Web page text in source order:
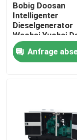
Haus
Produkte
Fabrik-Ausflug
Bobig Doosan
Intelligenter
Dieselgenerator
Wechai Yuchai
Sdec Super Silent
Offener 260kw
500kw 800kw
Anfrage